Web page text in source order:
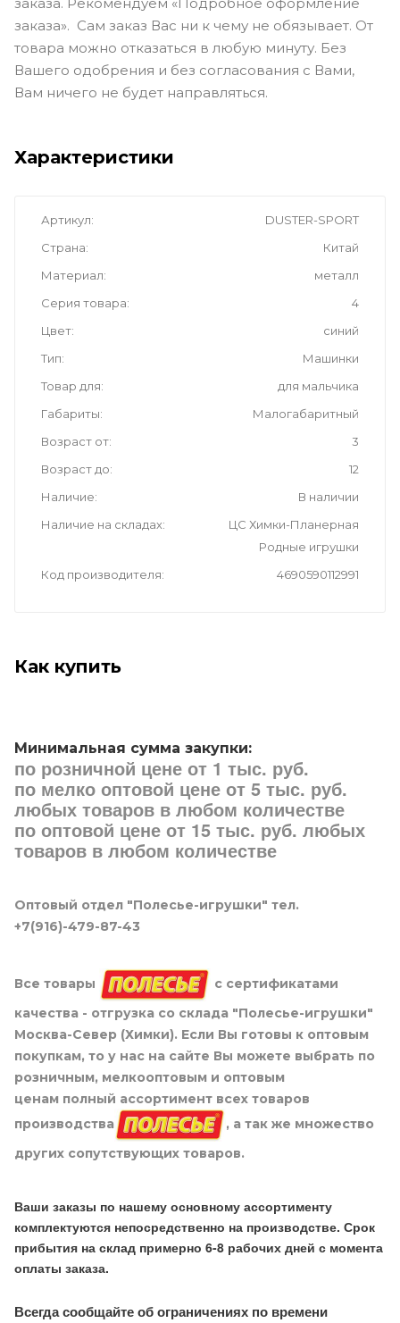
заказа». Сам заказ Вас ни к чему не обязывает. От
товара можно отказаться в любую минуту. Без
Вашего одобрения и без согласования с Вами,
Вам ничего не будет направляться.
Характеристики
Артикул
DUSTER-SPORT
Страна
Китай
Материал
металл
Серия товара
4
Цвет
синий
Тип
Машинки
Товар для
для мальчика
Габариты
Малогабаритный
Возраст от
3
Возраст до
12
Наличие
В наличии
Наличие на складах
ЦС Химки-Планерная
Родные игрушки
Код производителя
4690590112991
Как купить
Минимальная сумма закупки:
по розничной цене от 1 тыс. руб.
по мелко оптовой цене от 5 тыс. руб.
любых товаров в любом количестве
по оптовой цене от 15 тыс. руб. любых
товаров в любом количестве
Оптовый отдел "Полесье-игрушки" тел.
+7(916)-479-87-43
Все товары
с сертификатами
качества - отгрузка со склада "Полесье-игрушки"
Москва-Север (Химки). Если Вы готовы к оптовым
покупкам, то у нас на сайте Вы можете выбрать по
розничным, мелкооптовым и оптовым
ценам полный ассортимент всех товаров
производства
, а так же множество
других сопутствующих товаров.
Ваши заказы по нашему основному ассортименту
комплектуются непосредственно на производстве. Срок
прибытия на склад примерно 6-8 рабочих дней с момента
оплаты заказа.
Всегда сообщайте об ограничениях по времени